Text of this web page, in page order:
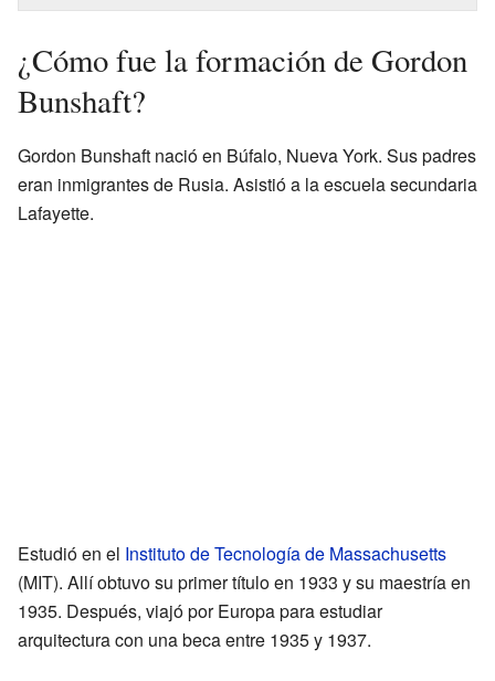
¿Cómo fue la formación de Gordon
Bunshaft?
Gordon Bunshaft nació en Búfalo, Nueva York. Sus padres
eran inmigrantes de Rusia. Asistió a la escuela secundaria
Lafayette.
Estudió en el Instituto de Tecnología de Massachusetts
(MIT). Allí obtuvo su primer título en 1933 y su maestría en
1935. Después, viajó por Europa para estudiar
arquitectura con una beca entre 1935 y 1937.